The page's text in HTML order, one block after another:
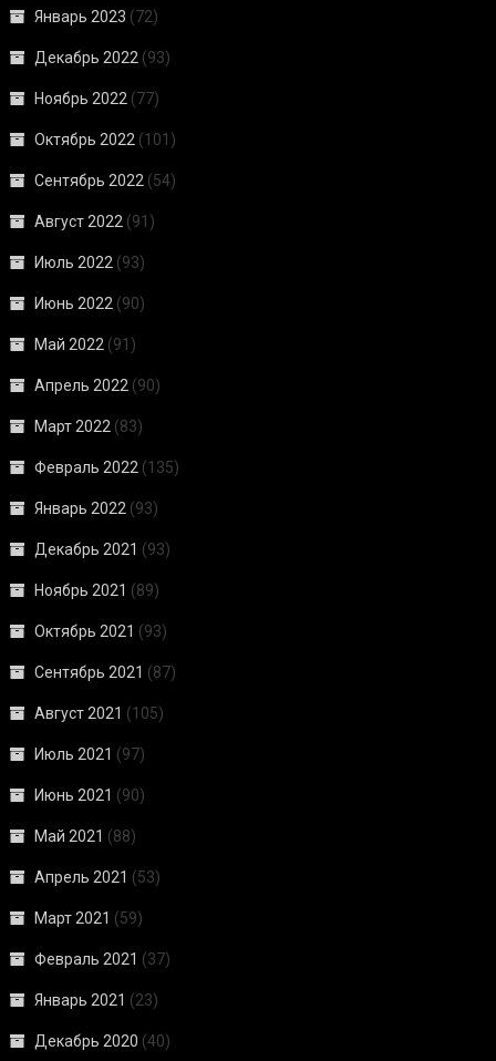
Январь 2023 (72)
Декабрь 2022 (93)
Ноябрь 2022 (77)
Октябрь 2022 (101)
Сентябрь 2022 (54)
Август 2022 (91)
Июль 2022 (93)
Июнь 2022 (90)
Май 2022 (91)
Апрель 2022 (90)
Март 2022 (83)
Февраль 2022 (135)
Январь 2022 (93)
Декабрь 2021 (93)
Ноябрь 2021 (89)
Октябрь 2021 (93)
Сентябрь 2021 (87)
Август 2021 (105)
Июль 2021 (97)
Июнь 2021 (90)
Май 2021 (88)
Апрель 2021 (53)
Март 2021 (59)
Февраль 2021 (37)
Январь 2021 (23)
Декабрь 2020 (40)